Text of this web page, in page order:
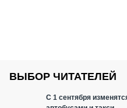
ВЫБОР ЧИТАТЕЛЕЙ
С 1 сентября